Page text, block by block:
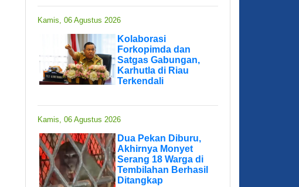
Kamis, 06 Agustus 2026
Kolaborasi
Forkopimda dan
Satgas Gabungan,
Karhutla di Riau
Terkendali
Kamis, 06 Agustus 2026
Dua Pekan Diburu,
Akhirnya Monyet
Serang 18 Warga di
Tembilahan Berhasil
Ditangkap